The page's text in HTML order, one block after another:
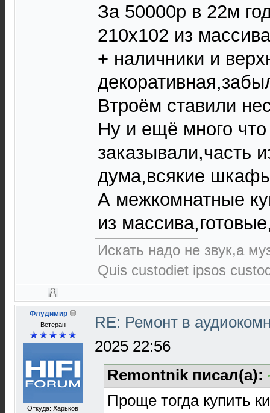
За 50000р в 22м
210х102 из
+ наличники и
Втроём ставили
Ну и ещё много
заказывали,часть
дума,всякие
А межкомнатные
из
Искать надо не звук,а
Quis custodiet ipsos
Флудимир
Ветеран
Откуда: Харьков
RE: Ремонт в
2025 22:56
Remontnik писал(а):
Проще тогда купить